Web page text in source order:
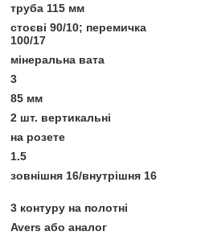
труба 115 мм
стоєві 90/10; перемичка
100/17
мінеральна вата
3
85 мм
2 шт. вертикальні
на розете
1.5
зовнішня 16/внутрішня 16
3 контуру на полотні
Avers або аналог